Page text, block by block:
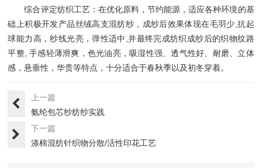
综合评定纺织工艺：在优化原料，节约能源，适应各种环境的基
础上积极开发产品丝绒高支混纺纱，成纱后效果体现在毛羽少,抗起
球能力高，纱线光亮，弹性适中,并最终完成纺织成纱后的织物纹路
平整, 手感轻薄滑爽，色光油亮，吸湿性强、透气性好、耐磨、立体
感，悬垂性，华贵等特点，十分适合于春秋季以及初冬穿着。
上一篇
氨纶包芯纱纺纱实践
下一篇
涤棉混纺针织物分散/活性印花工艺